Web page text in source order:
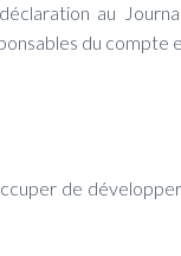
au
du compte
de